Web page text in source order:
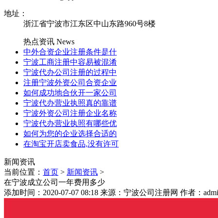
地址：
浙江省宁波市江东区中山东路960号8楼
热点资讯 News
中外合资企业注册条件是什
宁波工商注册中容易被混淆
宁波代办公司注册的过程中
注册宁波外资公司合资企业
如何成功地合伙开一家公司
宁波代办营业执照真的靠谱
宁波外资公司注册企业名称
宁波代办营业执照有哪些优
如何为您的企业选择合适的
在淘宝开店卖食品,没有许可
新闻资讯
当前位置： 首页 > 新闻资讯 >
在宁波成立公司一年费用多少
添加时间：2020-07-07 08:18 来源：宁波公司注册网 作者：